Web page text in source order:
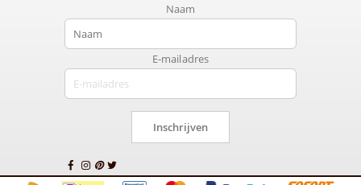
Naam
E-mailadres
Inschrijven